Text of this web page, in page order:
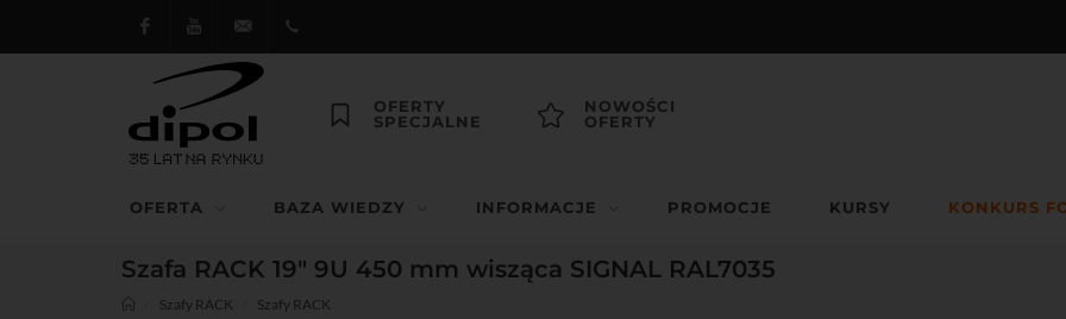
FacebookYoutube dipol@dipol.com.pl
OFERTY
SPECJALNE
NOWOŚCI
OFERTY
OFERTA BAZA WIEDZY INFORMACJE PROMOCJE KURSY KONKURS
Szafa RACK 19" 9U 450 mm wisząca SIGNAL RAL7035
Szafy RACK Szafy RACK